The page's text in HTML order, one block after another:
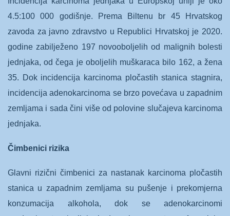
4.5:100 000 godišnje. Prema Biltenu br 45 Hrvatskog
zavoda za javno zdravstvo u Republici Hrvatskoj je 2020.
godine zabilježeno 197 novooboljelih od malignih bolesti
jednjaka, od čega je oboljelih muškaraca bilo 162, a žena
35. Dok incidencija karcinoma pločastih stanica stagnira,
incidencija adenokarcinoma se brzo povećava u zapadnim
zemljama i sada čini više od polovine slučajeva karcinoma
jednjaka.
Čimbenici rizika
Glavni rizični čimbenici za nastanak karcinoma pločastih
stanica u zapadnim zemljama su pušenje i prekomjerna
konzumacija alkohola, dok se adenokarcinomi